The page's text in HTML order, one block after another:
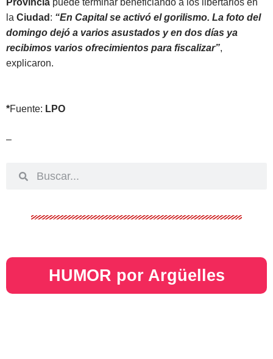
la Ciudad : “En Capital se activó el gorilismo. La foto del
domingo dejó a varios asustados y en dos días ya
recibimos varios ofrecimientos para fiscalizar”,
explicaron.
*Fuente: LPO
–
HUMOR por Argüelles​